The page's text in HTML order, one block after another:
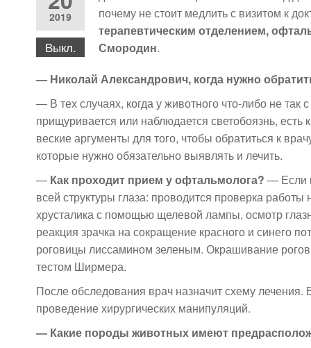
2019
Выкл.
почему не стоит медлить с визитом к
терапевтическим отделением,
Смородин.
— Николай Александрович, когда нужно
— В тех случаях, когда у животного что-либо не
прищуривается или наблюдается светобоязнь,
веские аргументы для того, чтобы обратиться к
которые нужно обязательно выявлять и лечить.
— Как проходит прием у офтальмолога? — Если
всей структуры глаза: проводится проверка
хрусталика с помощью щелевой лампы, осмотр
реакция зрачка на сокращение красного и синего
роговицы лиссамином зеленым. Окрашивание
тестом Ширмера.
После обследования врач назначит схему
проведение хирургических манипуляций.
— Какие породы животных имеют